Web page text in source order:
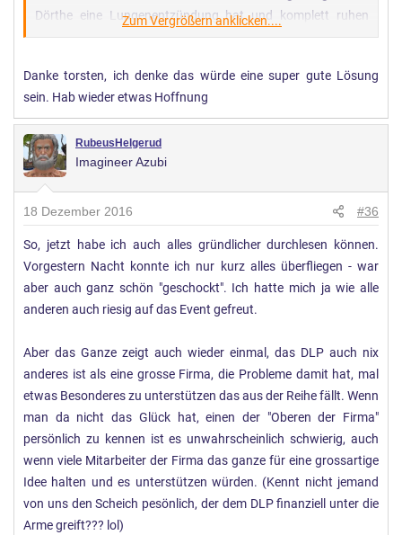
Dörthe eine Lungenentzündung hat und komplett ruhen
musste.
Nun sind wir hier wieder in Mainz angekommen, ich liefer
aber Dörthe nur schnell ab und muss dann direkt weiter
nach Neustadt an der Weinstraße, weil heute einer meiner
ältesten Freunde seinen 40. feiert.
Ich werden morgen antworten und im Laufe der Woche
machen können, vielleicht wirklich wenigstens ein Treffen
ohne größere Essen, weil die einfach nicht reserbierbar sind
zur Zeit, aber wenigstens mit der Parkrally oder so.
Ich kann aber noch nichts versprechen, wir besprechen das
Zum Vergrößern anklicken....
Danke torsten, ich denke das würde eine super gute Lösung
sein. Hab wieder etwas Hoffnung
RubeusHelgerud
Imagineer Azubi
18 Dezember 2016 #36
So, jetzt habe ich auch alles gründlicher durchlesen können.
Vorgestern Nacht konnte ich nur kurz alles überfliegen - war
aber auch ganz schön "geschockt". Ich hatte mich ja wie alle
anderen auch riesig auf das Event gefreut.
Aber das Ganze zeigt auch wieder einmal, das DLP auch nix
anderes ist als eine grosse Firma, die Probleme damit hat, mal
etwas Besonderes zu unterstützen das aus der Reihe fällt. Wenn
man da nicht das Glück hat, einen der "Oberen der Firma"
persönlich zu kennen ist es unwahrscheinlich schwierig, auch
wenn viele Mitarbeiter der Firma das ganze für eine grossartige
Idee halten und es unterstützen würden. (Kennt nicht jemand
von uns den Scheich pesönlich, der dem DLP finanziell unter die
Arme greift??? lol)